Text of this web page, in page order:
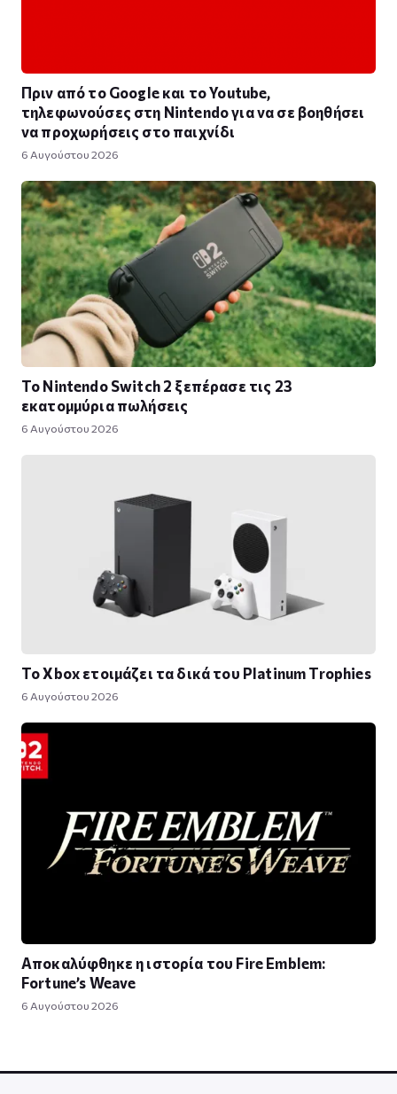
Πριν από το Google και το Youtube,
τηλεφωνούσες στη Nintendo για να σε βοηθήσει
να προχωρήσεις στο παιχνίδι
6 Αυγούστου 2026
Το Nintendo Switch 2 ξεπέρασε τις 23
εκατομμύρια πωλήσεις
6 Αυγούστου 2026
Το Xbox ετοιμάζει τα δικά του Platinum Trophies
6 Αυγούστου 2026
Αποκαλύφθηκε η ιστορία του Fire Emblem:
Fortune’s Weave
6 Αυγούστου 2026